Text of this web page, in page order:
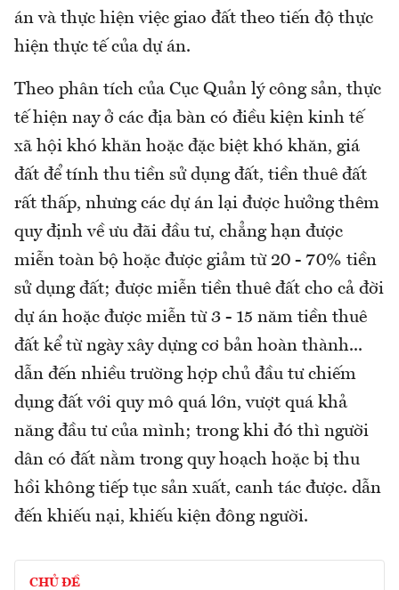
án và thực hiện việc giao đất theo tiến độ thực
hiện thực tế của dự án.
Theo phân tích của Cục Quản lý công sản, thực
tế hiện nay ở các địa bàn có điều kiện kinh tế
xã hội khó khăn hoặc đặc biệt khó khăn, giá
đất để tính thu tiền sử dụng đất, tiền thuê đất
rất thấp, nhưng các dự án lại được hưởng thêm
quy định về ưu đãi đầu tư, chẳng hạn được
miễn toàn bộ hoặc được giảm từ 20 - 70% tiền
sử dụng đất; được miễn tiền thuê đất cho cả đời
dự án hoặc được miễn từ 3 - 15 năm tiền thuê
đất kể từ ngày xây dựng cơ bản hoàn thành...
dẫn đến nhiều trường hợp chủ đầu tư chiếm
dụng đất với quy mô quá lớn, vượt quá khả
năng đầu tư của mình; trong khi đó thì người
dân có đất nằm trong quy hoạch hoặc bị thu
hồi không tiếp tục sản xuất, canh tác được. dẫn
đến khiếu nại, khiếu kiện đông người.
CHỦ ĐỀ